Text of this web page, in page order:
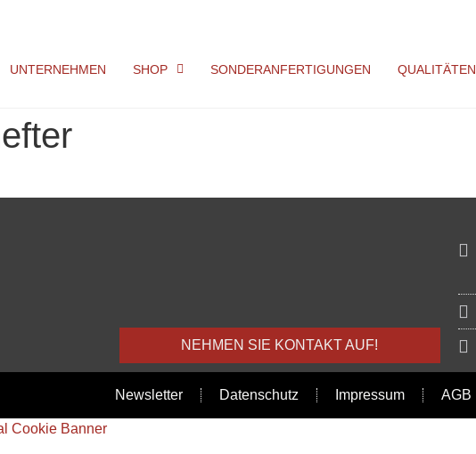
UNTERNEHMEN SHOP SONDERANFERTIGUNGEN QUALITÄTEN
NEHMEN SIE KONTAKT AUF!
Newsletter Datenschutz Impressum AGB
Cookie Banner